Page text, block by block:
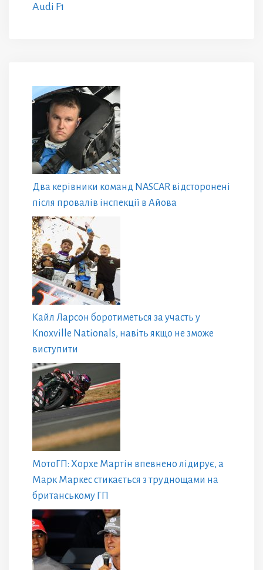
Audi F1
Два керівники команд NASCAR відсторонені
після провалів інспекції в Айова
Кайл Ларсон боротиметься за участь у
Knoxville Nationals, навіть якщо не зможе
виступити
МотоГП: Хорхе Мартін впевнено лідирує, а
Марк Маркес стикається з труднощами на
британському ГП